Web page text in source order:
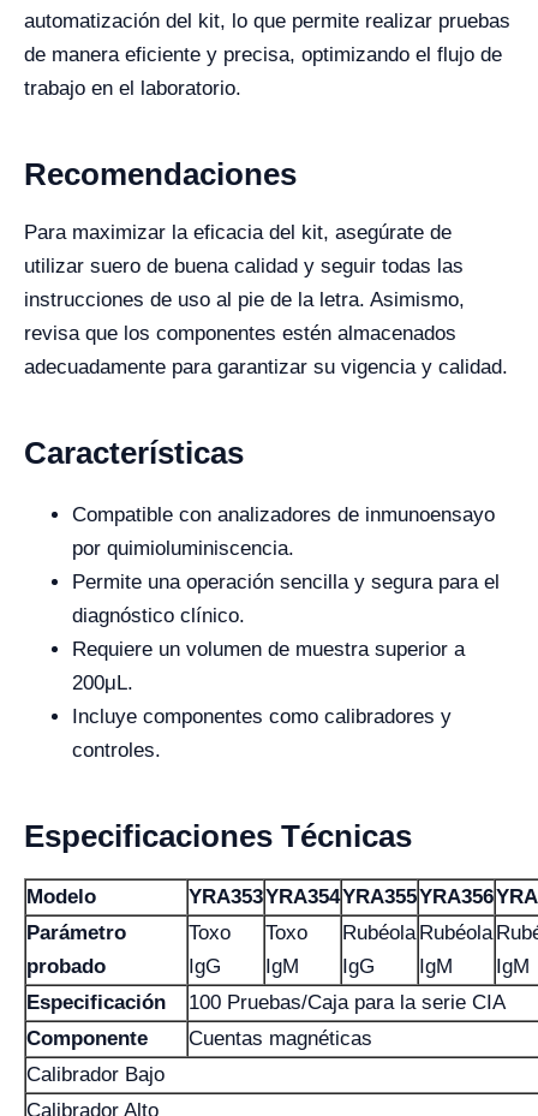
automatización del kit, lo que permite realizar pruebas
de manera eficiente y precisa, optimizando el flujo de
trabajo en el laboratorio.
Recomendaciones
Para maximizar la eficacia del kit, asegúrate de
utilizar suero de buena calidad y seguir todas las
instrucciones de uso al pie de la letra. Asimismo,
revisa que los componentes estén almacenados
adecuadamente para garantizar su vigencia y calidad.
Características
Compatible con analizadores de inmunoensayo
por quimioluminiscencia.
Permite una operación sencilla y segura para el
diagnóstico clínico.
Requiere un volumen de muestra superior a
200μL.
Incluye componentes como calibradores y
controles.
Especificaciones Técnicas
Modelo YRA353YRA354YRA355YRA356
Parámetro
probado
Toxo
IgG
Toxo
IgM
Rubéola
IgG
Rubéola
IgM
IgM
Especificación
100 Pruebas/Caja para la serie CIA
Componente
Cuentas magnéticas
Calibrador Bajo
Calibrador Alto